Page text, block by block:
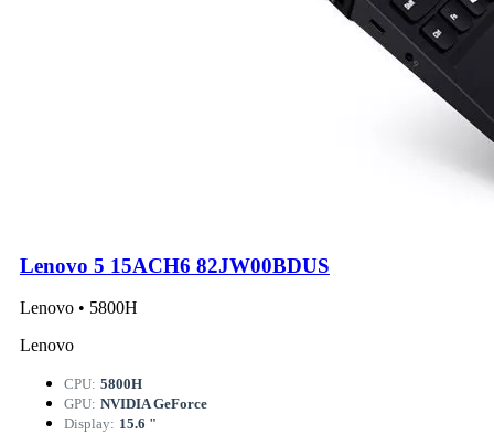
Lenovo 5 15ACH6 82JW00BDUS
Lenovo • 5800H
Lenovo
CPU: 5800H
GPU: NVIDIA GeForce
Display: 15.6 "